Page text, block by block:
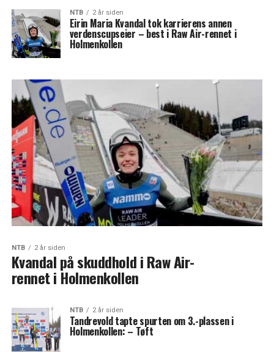
NTB 2 år siden
Eirin Maria Kvandal tok karrierens annen
verdenscupseier – best i Raw Air-rennet i
Holmenkollen
NTB 2 år siden
Kvandal på skuddhold i Raw Air-
rennet i Holmenkollen
NTB 2 år siden
Tandrevold tapte spurten om 3.-plassen i
Holmenkollen: – Tøft